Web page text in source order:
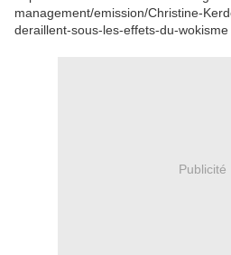
management/emission/Christine-
deraillent-sous-les-effets-du-wokisme
Publicité